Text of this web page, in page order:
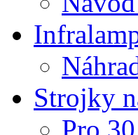
Strojky
Pro